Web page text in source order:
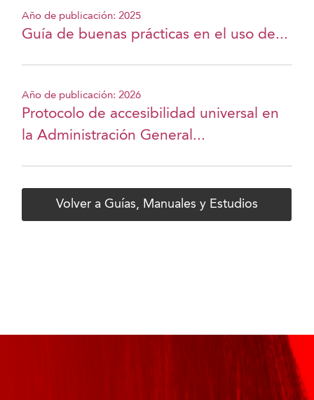
Año de publicación: 2025
Guía de buenas prácticas en el uso de...
Año de publicación: 2026
Protocolo de accesibilidad universal en
la Administración General...
Volver a Guías, Manuales y Estudios